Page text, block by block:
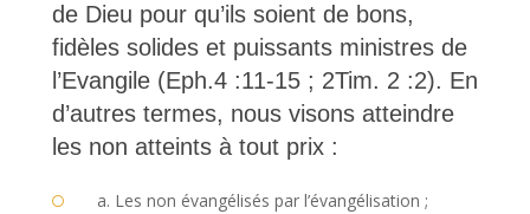
de Dieu pour qu’ils soient de bons,
fidèles solides et puissants ministres de
l’Evangile (Eph.4 :11-15 ; 2Tim. 2 :2). En
d’autres termes, nous visons atteindre
les non atteints à tout prix :
a. Les non évangélisés par l’évangélisation ;